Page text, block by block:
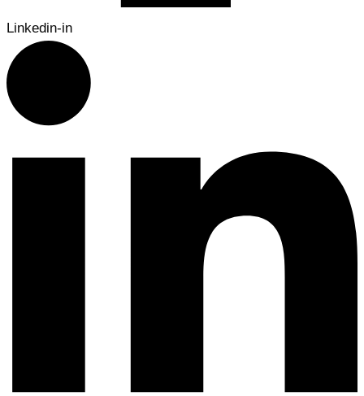
Linkedin-in